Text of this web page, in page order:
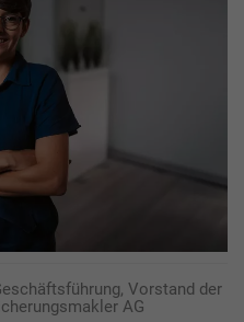
Vorstand der
AG